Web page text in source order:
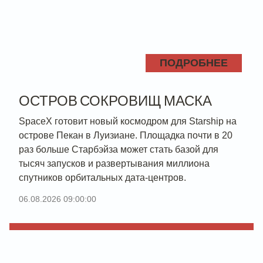
ПОДРОБНЕЕ
ОСТРОВ СОКРОВИЩ МАСКА
SpaceX готовит новый космодром для Starship на
острове Пекан в Луизиане. Площадка почти в 20
раз больше Старбэйза может стать базой для
тысяч запусков и развертывания миллиона
спутников орбитальных дата-центров.
06.08.2026 09:00:00